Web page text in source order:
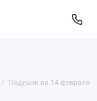
Подушки на 14 февраля